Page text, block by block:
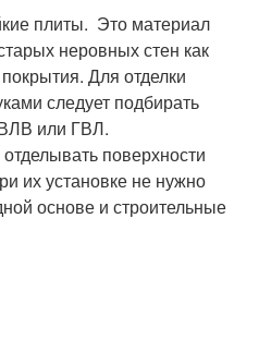
плиты. Это материал
неровных стен как
Для отделки
следует подбирать
или ГВЛ.
поверхности
их установке не нужно
основе и строительные